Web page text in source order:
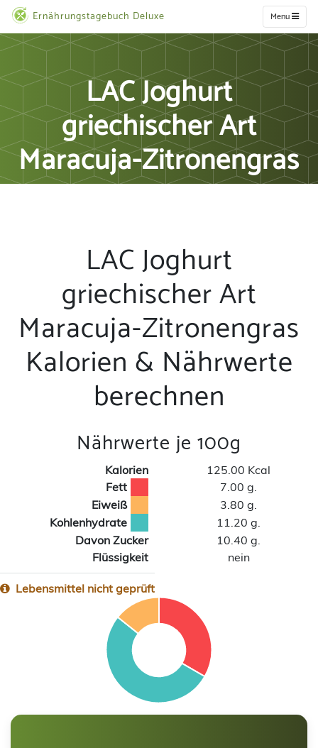
Ernährungstagebuch Deluxe Menu
LAC Joghurt
griechischer Art
Maracuja-Zitronengras
LAC Joghurt
griechischer Art
Maracuja-Zitronengras
Kalorien & Nährwerte
berechnen
Nährwerte je 100g
Kalorien
125.00 Kcal
Fett
7.00 g.
Eiweiß
3.80 g.
Kohlenhydrate
11.20 g.
Davon Zucker
10.40 g.
Flüssigkeit
nein
Lebensmittel nicht geprüft